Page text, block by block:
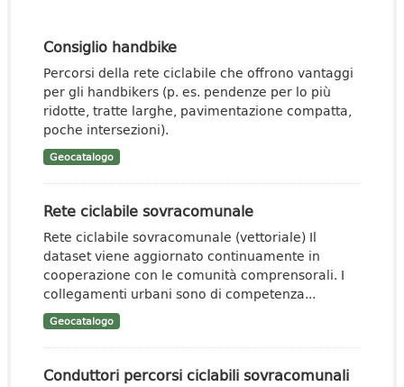
Consiglio handbike
Percorsi della rete ciclabile che offrono vantaggi
per gli handbikers (p. es. pendenze per lo più
ridotte, tratte larghe, pavimentazione compatta,
poche intersezioni).
Geocatalogo
Rete ciclabile sovracomunale
Rete ciclabile sovracomunale (vettoriale) Il
dataset viene aggiornato continuamente in
cooperazione con le comunità comprensorali. I
collegamenti urbani sono di competenza...
Geocatalogo
Conduttori percorsi ciclabili sovracomunali